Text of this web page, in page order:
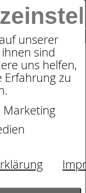
unserer
sind
uns helfen,
Erfahrung zu
Marketing
SUCHE
0